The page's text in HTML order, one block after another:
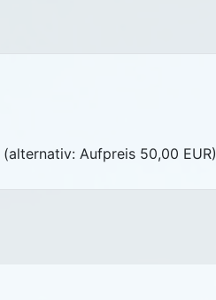
Aufpreis 50,00 EUR)